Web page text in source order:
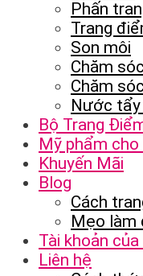
Phấn
Trang
Son môi
Chăm
Chăm
Nước
Bộ Trang
Mỹ phẩm cho
Khuyến Mãi
Blog
Cách
Mẹo làm
Tài khoản
Liên hệ